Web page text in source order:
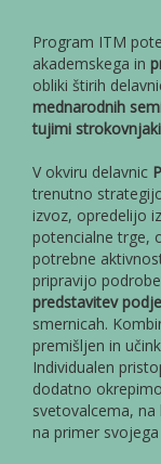
Program ITM
akademskega in
obliki štirih
mednarodnih
tujimi
V okviru delavnic
trenutno
izvoz, opredelijo
potencialne trge,
potrebne
pripravijo
predstavitev
smernicah.
premišljen in
Individualen
dodatno
svetovalcema,
na primer